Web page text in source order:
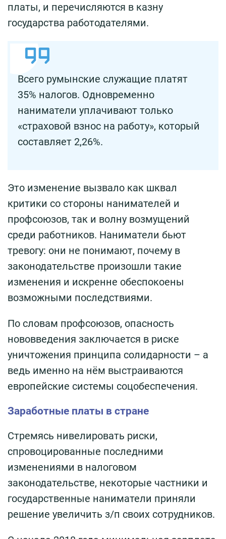
платы, и перечисляются в казну
государства работодателями.
Всего румынские служащие платят
35% налогов. Одновременно
наниматели уплачивают только
«страховой взнос на работу», который
составляет 2,26%.
Это изменение вызвало как шквал
критики со стороны нанимателей и
профсоюзов, так и волну возмущений
среди работников. Наниматели бьют
тревогу: они не понимают, почему в
законодательстве произошли такие
изменения и искренне обеспокоены
возможными последствиями.
По словам профсоюзов, опасность
нововведения заключается в риске
уничтожения принципа солидарности – а
ведь именно на нём выстраиваются
европейские системы соцобеспечения.
Заработные платы в стране
Стремясь нивелировать риски,
спровоцированные последними
изменениями в налоговом
законодательстве, некоторые частники и
государственные наниматели приняли
решение увеличить з/п своих сотрудников.